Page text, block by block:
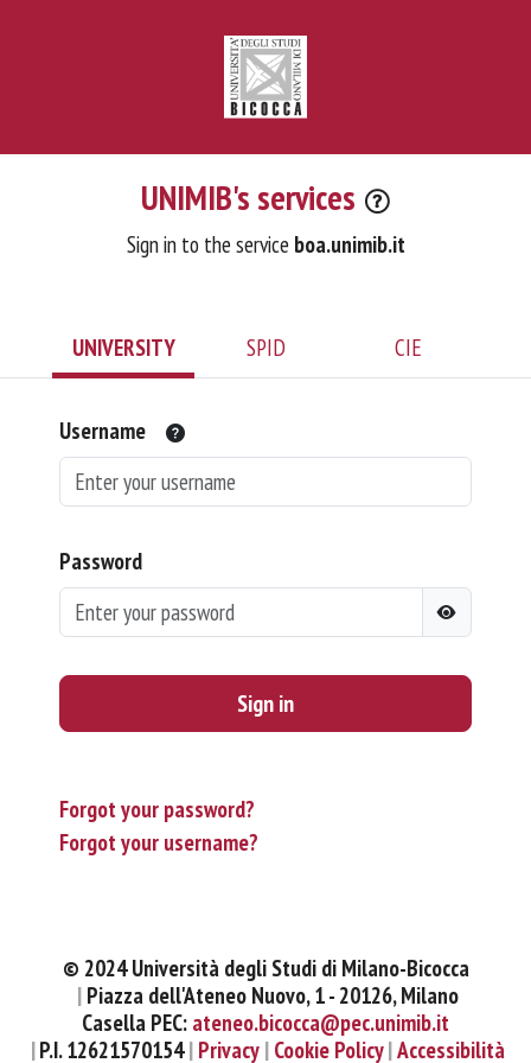
UNIMIB's services
Sign in to the service boa.unimib.it
UNIVERSITY SPID CIE
Username
Password
Sign in
Forgot your password?
Forgot your username?
© 2024 Università degli Studi di Milano-Bicocca
Piazza dell'Ateneo Nuovo, 1 - 20126, Milano
Casella PEC: ateneo.bicocca@pec.unimib.it
P.I. 12621570154 Privacy Cookie Policy Accessibilità